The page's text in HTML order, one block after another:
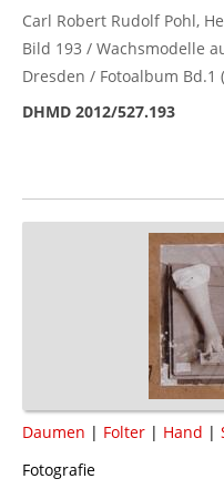
Carl Robert Rudolf Pohl,
Bild 193 / Wachsmodelle
Dresden / Fotoalbum Bd.1
DHMD 2012/527.193
Daumen | Folter | Hand |
Fotografie